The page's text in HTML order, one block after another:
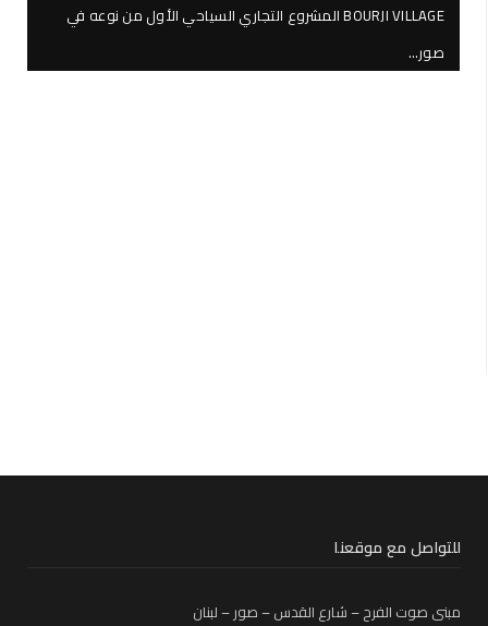
BOURJI VILLAGE المشروع التجاري السياحي الأول من نوعه في
صور…
للتواصل مع موقعنا
مبنى صوت الفرح – شارع القدس – صور – لبنان